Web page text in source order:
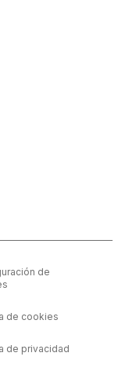
de
de cookies
de privacidad